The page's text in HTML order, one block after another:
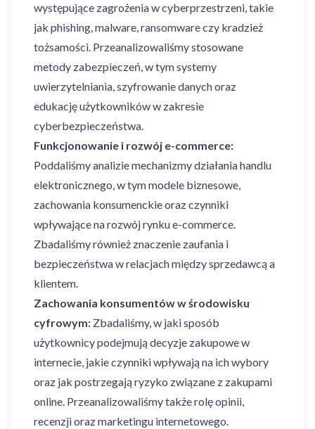
występujące zagrożenia w cyberprzestrzeni, takie
jak phishing, malware, ransomware czy kradzież
tożsamości. Przeanalizowaliśmy stosowane
metody zabezpieczeń, w tym systemy
uwierzytelniania, szyfrowanie danych oraz
edukację użytkowników w zakresie
cyberbezpieczeństwa.
Funkcjonowanie i rozwój e-commerce:
Poddaliśmy analizie mechanizmy działania handlu
elektronicznego, w tym modele biznesowe,
zachowania konsumenckie oraz czynniki
wpływające na rozwój rynku e-commerce.
Zbadaliśmy również znaczenie zaufania i
bezpieczeństwa w relacjach między sprzedawcą a
klientem.
Zachowania konsumentów w środowisku
cyfrowym: Zbadaliśmy, w jaki sposób
użytkownicy podejmują decyzje zakupowe w
internecie, jakie czynniki wpływają na ich wybory
oraz jak postrzegają ryzyko związane z zakupami
online. Przeanalizowaliśmy także rolę opinii,
recenzji oraz marketingu internetowego.